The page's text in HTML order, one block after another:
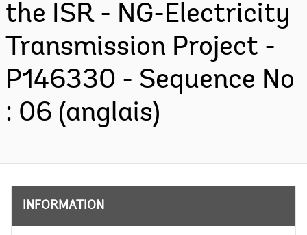
the ISR - NG-Electricity
Transmission Project -
P146330 - Sequence No
: 06 (anglais)
INFORMATION